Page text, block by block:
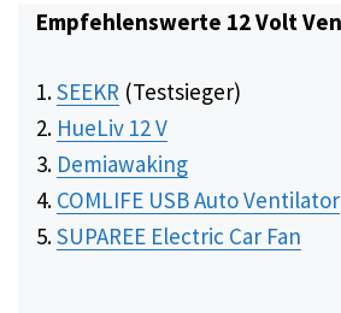
Empfehlenswerte 12 Volt
SEEKR (Testsieger)
HueLiv 12 V
Demiawaking
COMLIFE USB Auto Ventilator
SUPAREE Electric Car Fan